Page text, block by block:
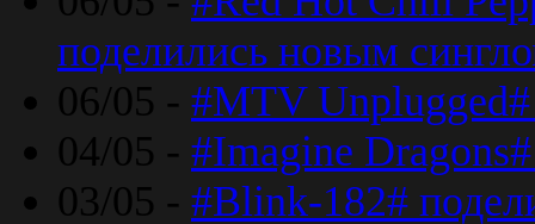
поделились новым
06/05 - #MTV Unplugged#
04/05 - #Imagine
03/05 - #Blink-182#